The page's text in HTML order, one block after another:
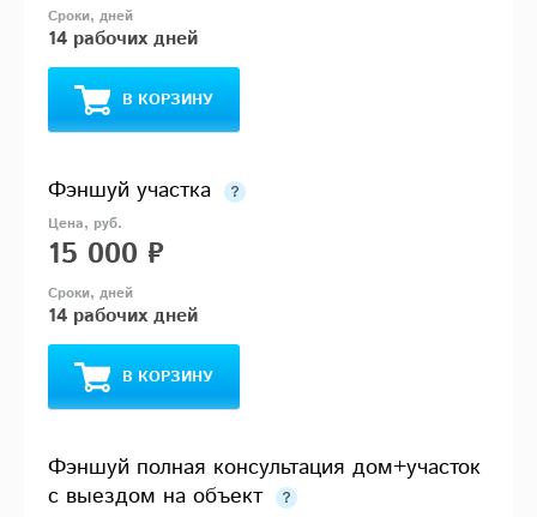
14 рабочих дней
В КОРЗИНУ
Фэншуй участка
15 000 ₽
14 рабочих дней
В КОРЗИНУ
Фэншуй полная консультация дом+участок
с выездом на объект